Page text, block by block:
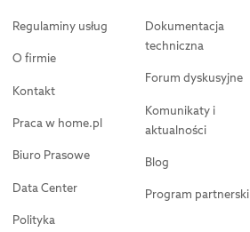
Regulaminy usług
O firmie
Kontakt
Praca w home.pl
Biuro Prasowe
Data Center
Polityka
Dokumentacja
techniczna
Forum dyskusyjne
Komunikaty i
aktualności
Blog
Program partnerski